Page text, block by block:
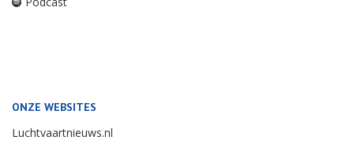
ONZE WEBSITES
Luchtvaartnieuws.nl